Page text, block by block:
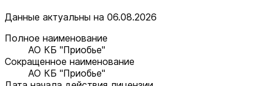
Данные актуальны на 06.08.2026
Полное наименование
АО КБ "Приобье"
Сокращенное наименование
АО КБ "Приобье"